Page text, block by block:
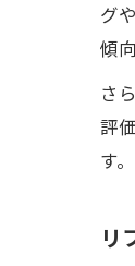
グ
傾
さ
評
す。
リ